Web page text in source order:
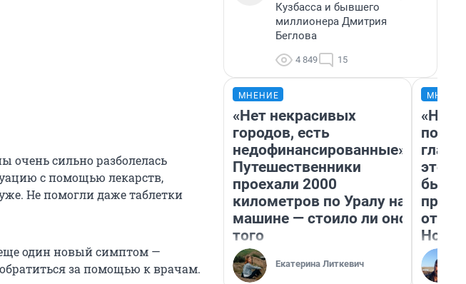
очень сильно разболелась
с помощью лекарств,
Не помогли даже таблетки
еще один новый симптом —
за помощью к врачам.
Кузбасса и бывшего
миллионера Дмитрия
Беглова
4 849 15
МНЕНИЕ
«Нет некрасивых
городов, есть
недофинансированные».
Путешественники
проехали 2000
километров по Уралу на
машине — стоило ли оно
того
Екатерина Литкевич
этого
бьет